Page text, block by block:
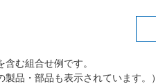
む組合せ例です。
製品・部品も表示されています。）